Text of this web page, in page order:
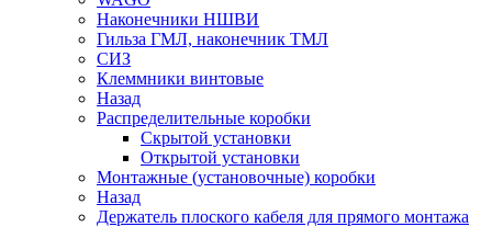
Наконечники НШВИ
Гильза ГМЛ, наконечник ТМЛ
СИЗ
Клеммники винтовые
Назад
Распределительные коробки
Скрытой установки
Открытой установки
Монтажные (установочные) коробки
Назад
Держатель плоского кабеля для прямого монтажа